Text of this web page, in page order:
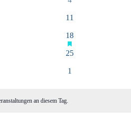
011
1
Veranstaltung
18
hat
Veranstaltungen
vorgestellt
0
25
01
an diesem Tag.